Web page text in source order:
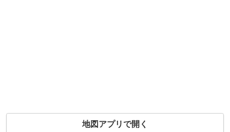
地図アプリで開く